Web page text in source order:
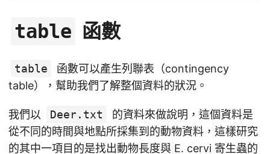
table 函數
table
函數可以產生列聯表（contingency
table），幫助我們了解整個資料的狀況。
我們以 Deer.txt
的資料來做說明，這個資料是
從不同的時間與地點所採集到的動物資料，這樣研究
的其中一項目的是找出動物長度與 E. cervi 寄生蟲的